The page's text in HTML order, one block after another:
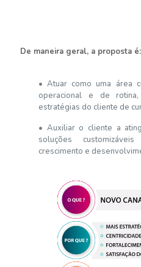
De maneira geral, a proposta é:
• Atuar como uma área
operacional e de
estratégias do cliente de
• Auxiliar o cliente a
soluções
crescimento e